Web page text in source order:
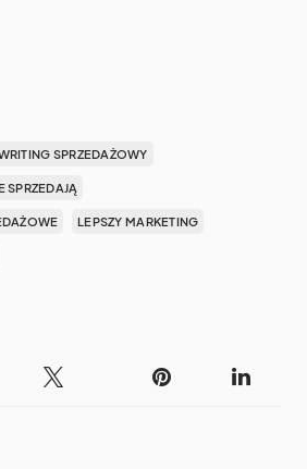
SPRZEDAŻOWY
SPRZEDAJĄ
LEPSZY MARKETING